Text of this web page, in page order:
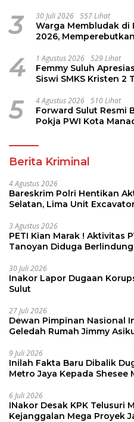
3 30 Juli 2026 557 Lihat
Warga Membludak di
2026,
4 1 Agustus 2026 529 Lihat
Femmy Suluh
Siswi SMKS Kristen 2
5 4 Agustus 2026 510 Lihat
Forward Sulut Resmi
Pokja PWI Kota
Berita Kriminal
4 Agustus 2026
Bareskrim Polri Hentikan
Selatan, Lima Unit
3 Agustus 2026
PETI Kian Marak ! Aktivitas
Tanoyan Diduga
30 Juli 2026
Inakor Lapor Dugaan
Sulut
27 Juli 2026
Dewan Pimpinan Nasional
Geledah Rumah Jimmy
9 Juli 2026
Inilah Fakta Baru Dibalik
Metro Jaya Kepada Shesee
6 Juli 2026
INakor Desak KPK Telusuri
Kejanggalan Mega Proyek